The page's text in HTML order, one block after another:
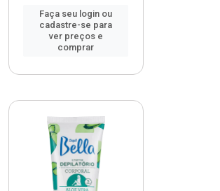
Faça seu login ou
cadastre-se para
ver preços e
comprar